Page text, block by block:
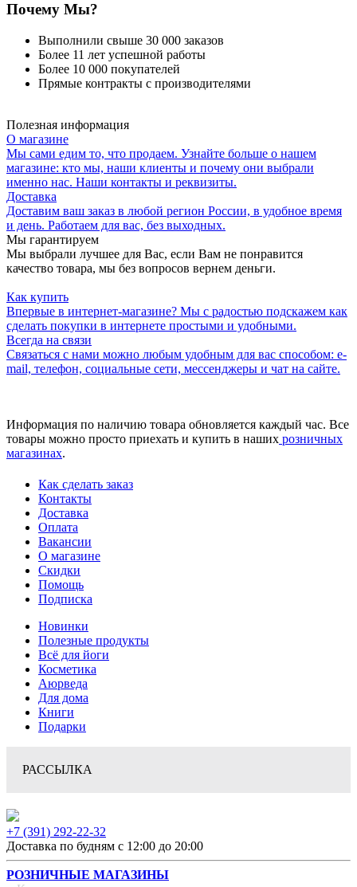
Почему Мы?
Выполнили свыше 30 000 заказов
Более 11 лет успешной работы
Более 10 000 покупателей
Прямые контракты с производителями
Полезная информация
О магазине
Мы сами едим то, что продаем. Узнайте больше о нашем
магазине: кто мы, наши клиенты и почему они выбрали
именно нас. Наши контакты и реквизиты.
Доставка
Доставим ваш заказ в любой регион России, в удобное время
и день. Работаем для вас, без выходных.
Мы гарантируем
Мы выбрали лучшее для Вас, если Вам не понравится
качество товара, мы без вопросов вернем деньги.
Как купить
Впервые в интернет-магазине? Мы с радостью подскажем как
сделать покупки в интернете простыми и удобными.
Всегда на связи
Связаться с нами можно любым удобным для вас способом: e-
mail, телефон, социальные сети, мессенджеры и чат на сайте.
Информация по наличию товара обновляется каждый час. Все
товары можно просто приехать и купить в наших розничных
магазинах.
Как сделать заказ
Контакты
Доставка
Оплата
Вакансии
О магазине
Скидки
Помощь
Подписка
Новинки
Полезные продукты
Всё для йоги
Косметика
Аюрведа
Для дома
Книги
Подарки
РАССЫЛКА
+7 (391) 292-22-32
Доставка по будням с 12:00 до 20:00
РОЗНИЧНЫЕ МАГАЗИНЫ